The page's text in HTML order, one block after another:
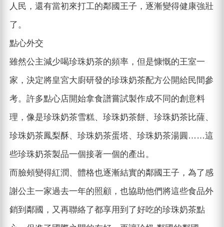
人民，還有當初來打工的鄰國王子，逐漸變得健康強壯
了。
點心外交
雖然公主減少喝珍珠奶茶的頻率，但是慷慨的王室一
家，決定將皇宮大廚研發的珍珠奶茶配方公開給民間參
考。許多點心店開始拿食譜嘗試製作成不同的創意料
理，像是珍珠奶茶雪糕、珍珠奶茶餅、珍珠奶茶比薩、
珍珠奶茶鳳梨酥、珍珠奶茶蛋塔、珍珠奶茶湯圓……這
些珍珠奶茶製品一個接著一個的產出。
而臉頰變得紅潤、體格也逐漸結實的鄰國王子，為了感
謝公主一家過去一年的照顧，也協助他們將這些食品外
銷到鄰國，又再聯絡了都享用到了好吃的珍珠奶茶點